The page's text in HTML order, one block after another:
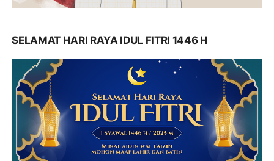
SELAMAT HARI RAYA IDUL FITRI 1446 H